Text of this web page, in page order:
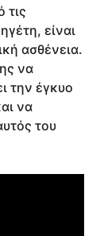
τις
είναι
ασθένεια.
να
την έγκυο
να
του